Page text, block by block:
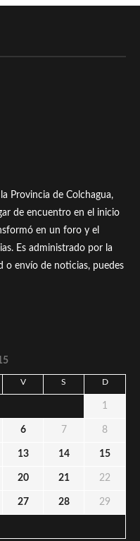
Provincia de Colchagua,
de encuentro en el inicio
en un foro y el
Es administrado por la
o envío de noticias, puedes
V S D
1
6 7 8
13 14 15
20 21 22
27 28 29